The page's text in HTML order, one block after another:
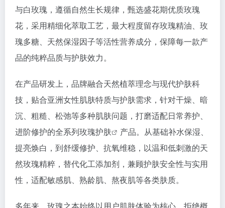
与白玫瑰，遵循自然生长规律，甄选盛花期优质玫瑰
花，采用精细化萃取工艺，最大程度留存玫瑰精油、玫
瑰多糖、天然保湿因子等活性营养成分，保障每一款产
品的纯粹品质与护肤效力。
在产品研发上，品牌融合天然植萃理念与现代护肤科
技，贴合亚洲女性肌肤特质与护肤需求，针对干燥、暗
沉、粗糙、松弛等多种肌肤问题，打磨适配日常养护、
进阶修护的全系列玫瑰护肤
产品。从基础补水保湿、
提亮焕白，到舒缓修护、抗氧维稳，以温和低刺激的天
然玫瑰精粹，替代化工添加剂，兼顾护肤安全性与实用
性，适配敏感肌、熟龄肌、熬夜肌等各类肤质。